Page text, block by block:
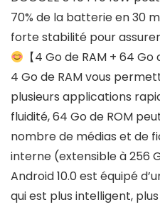
70% de la batterie en 30
forte stabilité pour
【4 Go de RAM + 64 Go
4 Go de RAM vous
plusieurs applications
fluidité, 64 Go de ROM
nombre de médias et de
interne (extensible à 256
Android 10.0 est équipé
qui est plus intelligent,